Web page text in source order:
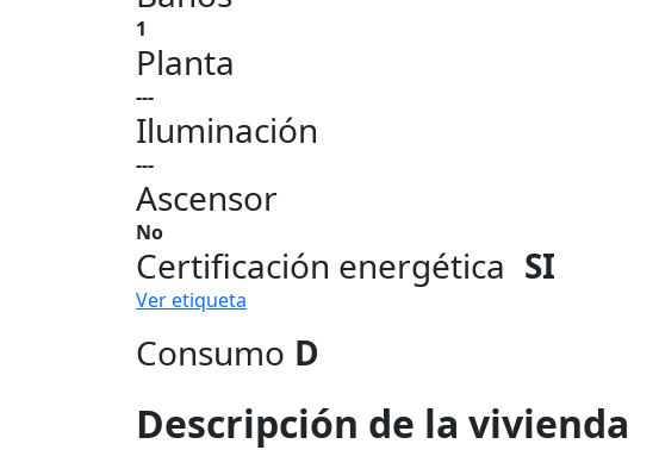
1
Planta
---
Iluminación
---
Ascensor
No
Certificación energética SI
Ver etiqueta
Consumo D
Descripción de la vivienda